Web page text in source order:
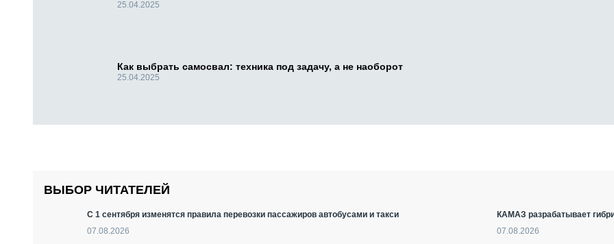
25.04.2025
Как выбрать самосвал: техника под задачу, а не наоборот
25.04.2025
ВЫБОР ЧИТАТЕЛЕЙ
С 1 сентября изменятся правила перевозки пассажиров автобусами и такси
07.08.2026
КАМАЗ разрабатывает
07.08.2026